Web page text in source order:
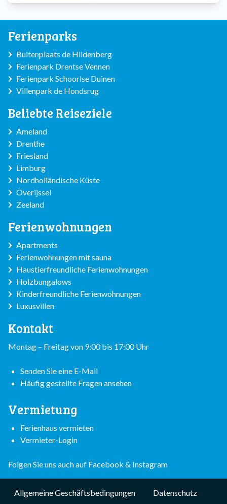
Ferienparks
Buitenplaats de Hildenberg
Ferienpark Drentse Vennen
Ferienpark Schoorlse Duinen
Villenpark de Hondsrug
Beliebte Reiseziele
Ameland
Drenthe
Friesland
Limburg
Nordholländische Küste
Overijssel
Zeeland
Ferienwohnungen
Apartments
Ferienwohnungen mit sauna
Haustierfreundliche Ferienwohnungen
Holzbungalows
Kinderfreundliche Ferienwohnungen
Luxusvillen
Kontakt
Montag – Freitag von 9:00 bis 17:00 Uhr
Senden Sie eine E-Mail
Häufig gestellte Fragen ansehen
Vermietung
Ferienhaus vermieten
Vermieter-Login
Folgen Sie uns auch auf Facebook & Instagram
Subfooter
Allgemeine Geschäftsbedingungen Datenschutz